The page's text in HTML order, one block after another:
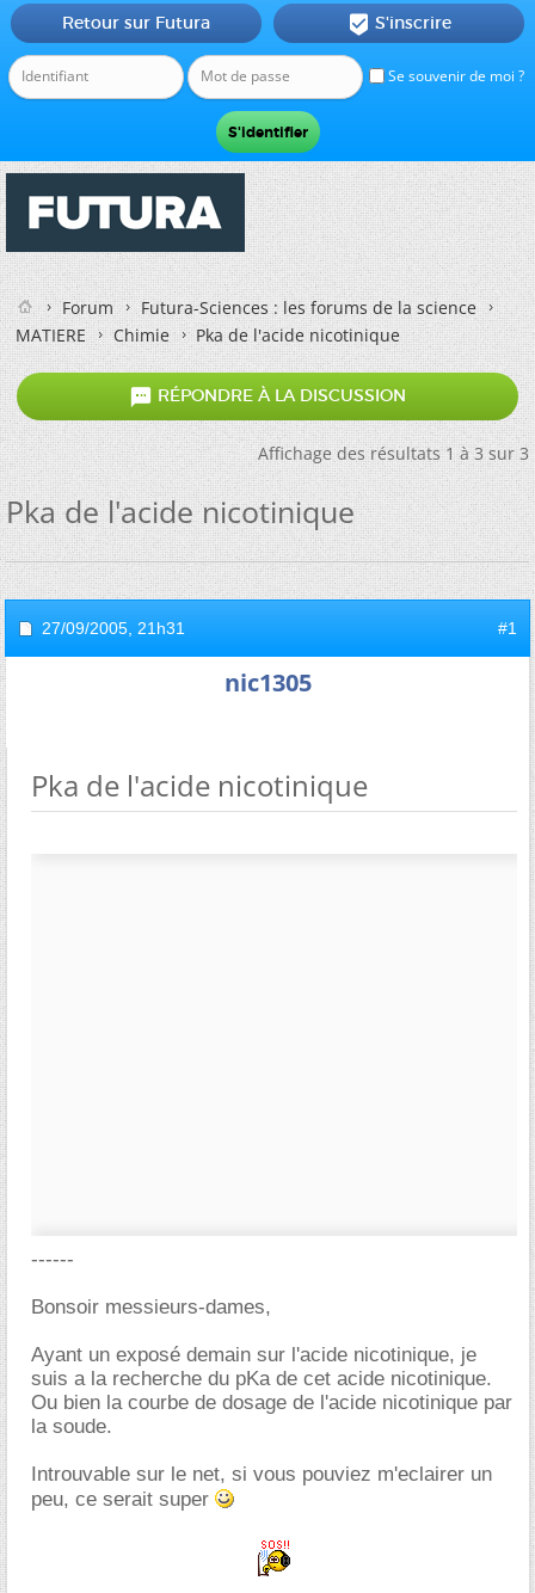
Se souvenir de moi ?
Retour sur Futura  S'inscrire
Forum
Futura-Sciences : les forums de la science
MATIERE
Chimie Pka de l'acide nicotinique
 RÉPONDRE À LA DISCUSSION
Affichage des résultats 1 à 3 sur 3
Pka de l'acide nicotinique
27/09/2005, 21h31 #1
nic1305
Pka de l'acide nicotinique
------
Bonsoir messieurs-dames,
Ayant un exposé demain sur l'acide nicotinique, je
suis a la recherche du pKa de cet acide nicotinique.
Ou bien la courbe de dosage de l'acide nicotinique par
la soude.
Introuvable sur le net, si vous pouviez m'eclairer un
peu, ce serait super